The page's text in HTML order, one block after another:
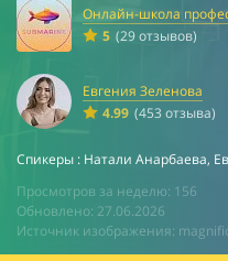
Онлайн-школа
5 (29 отзывов)
Евгения Зеленова
4.99 (453 отзыва)
Спикеры : Натали Анарбаева,
Просмотров за неделю: 156
Обновлено: 27.06.2026
Источник изображения: